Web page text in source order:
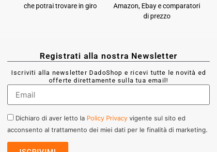
che potrai trovare in giro
Amazon, Ebay e comparatori
di prezzo
Registrati alla nostra Newsletter
Iscriviti alla newsletter DadoShop e ricevi tutte le novità ed
offerte direttamente sulla tua email!
Dichiaro di aver letto la Policy Privacy vigente sul sito ed
acconsento al trattamento dei miei dati per le finalità di marketing.